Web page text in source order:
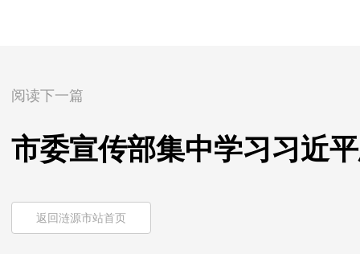
阅读下一篇
市委宣传部集中学习习近
返回涟源市站首页